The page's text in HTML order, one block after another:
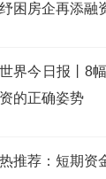
纾困房企再添融
世界今日报丨8
资的正确姿势
热推荐：短期资